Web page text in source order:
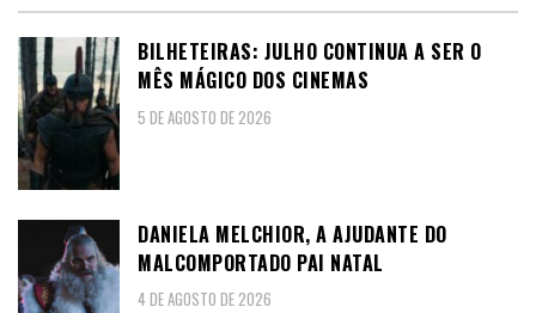
BILHETEIRAS: JULHO CONTINUA A SER O
MÊS MÁGICO DOS CINEMAS
5 DE AGOSTO DE 2026
DANIELA MELCHIOR, A AJUDANTE DO
MALCOMPORTADO PAI NATAL
4 DE AGOSTO DE 2026